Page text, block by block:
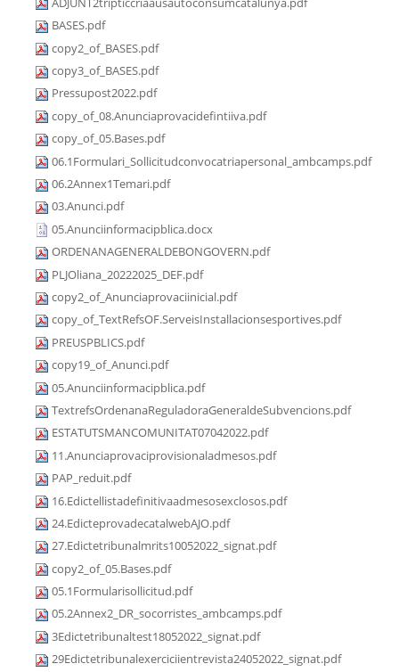
BASES.pdf
copy2_of_BASES.pdf
copy3_of_BASES.pdf
Pressupost2022.pdf
copy_of_08.Anunciaprovacidefintiiva.pdf
copy_of_05.Bases.pdf
06.1Formulari_Sollicitudconvocatriapersonal_ambcamps.pdf
06.2Annex1Temari.pdf
03.Anunci.pdf
05.Anunciinformacipblica.docx
ORDENANAGENERALDEBONGOVERN.pdf
PLJOliana_20222025_DEF.pdf
copy2_of_Anunciaprovaciinicial.pdf
copy_of_TextRefsOF.ServeisInstallacionsesportives.pdf
PREUSPBLICS.pdf
copy19_of_Anunci.pdf
05.Anunciinformacipblica.pdf
TextrefsOrdenanaReguladoraGeneraldeSubvencions.pdf
ESTATUTSMANCOMUNITAT07042022.pdf
11.Anunciaprovaciprovisionaladmesos.pdf
PAP_reduit.pdf
16.Edictellistadefinitivaadmesosexclosos.pdf
24.EdicteprovadecatalwebAJO.pdf
27.Edictetribunalmrits10052022_signat.pdf
copy2_of_05.Bases.pdf
05.1Formularisollicitud.pdf
05.2Annex2_DR_socorristes_ambcamps.pdf
3Edictetribunaltest18052022_signat.pdf
29Edictetribunalexerciciientrevista24052022_signat.pdf